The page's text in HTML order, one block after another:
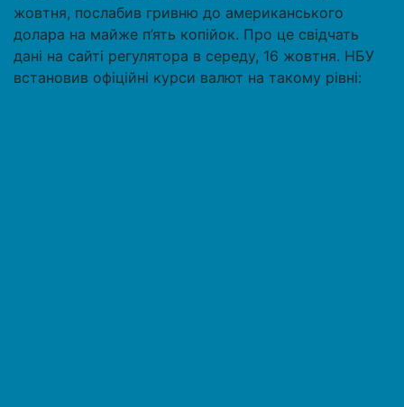
жовтня, послабив гривню до американського
долара на майже п’ять копійок. Про це свідчать
дані на сайті регулятора в середу, 16 жовтня. НБУ
встановив офіційні курси валют на такому рівні: